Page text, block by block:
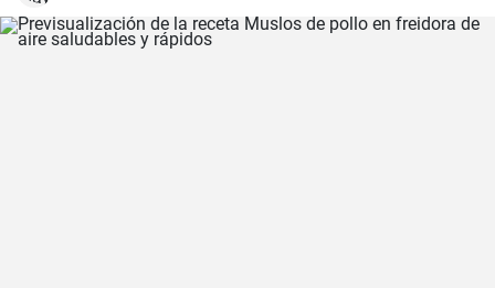
disfrutar todos juntos de una comida. Con un poco de práctica,
¡tendrás una sabrosa receta de guarnición en tu repertorio culinario
en un abrir y cerrar de ojos!